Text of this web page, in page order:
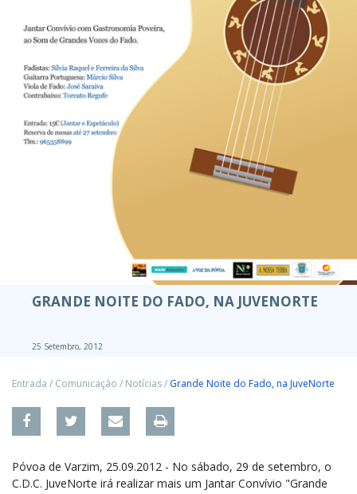
GRANDE NOITE DO FADO, NA JUVENORTE
25 Setembro, 2012
Entrada / Comunicação / Notícias/ Grande Noite do Fado, na JuveNorte
Póvoa de Varzim, 25.09.2012 - No sábado, 29 de setembro, o
C.D.C. JuveNorte irá realizar mais um Jantar Convívio "Grande